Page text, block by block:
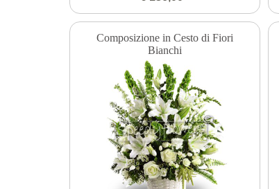
Composizione in Cesto di Fiori
Bianchi